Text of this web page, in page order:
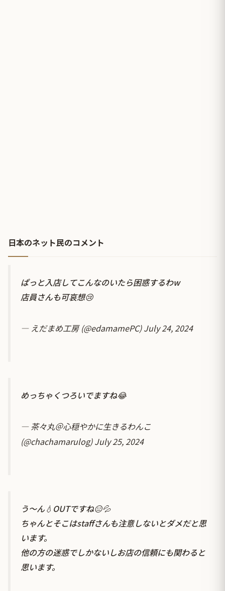
日本のネット民のコメント
ぱっと入店してこんなのいたら困惑するわw
店員さんも可哀想😢
— えだまめ工房 (@edamamePC)July 24, 2024
めっちゃくつろいでますね😂
— 茶々丸＠心穏やかに生きるわんこ
(@chachamarulog)July 25, 2024
う～ん💧OUTですね😑💦
ちゃんとそこはstaffさんも注意しないとダメだと思
います。
他の方の迷惑でしかないしお店の信頼にも関わると
思います。